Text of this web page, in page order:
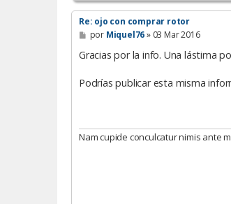
Re: ojo con comprar rotor
M
e
n
j
por Miquel76» 03 Mar 2016
Gracias por la info. Una lástima
Podrías publicar esta misma
Nam cupide conculcatur nimis ante